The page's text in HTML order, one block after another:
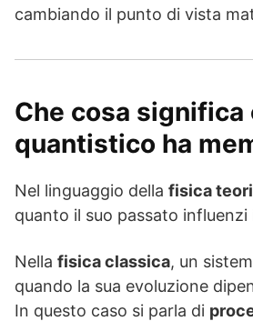
cambiando il punto di vista
Che cosa significa
quantistico ha
Nel linguaggio della fisica
quanto il suo passato
Nella fisica classica, un
quando la sua evoluzione
In questo caso si parla di